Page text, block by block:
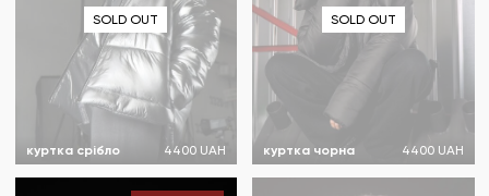
SOLD OUT
куртка срібло 4400 UAH
SOLD OUT
куртка чорна 4400 UAH